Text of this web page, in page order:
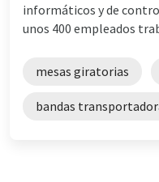
informáticos y de
unos 400 empleados
mesas giratorias
bandas